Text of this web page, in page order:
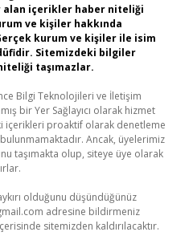
alan içerikler haber niteliği
ve kişiler hakkında
kurum ve kişiler ile isim
Sitemizdeki bilgiler
taşımazlar.
Bilgi Teknolojileri ve İletişim
bir Yer Sağlayıcı olarak hizmet
içerikleri proaktif olarak denetleme
Ancak, üyelerimiz
taşımakta olup, siteye üye olarak
olduğunu düşündüğünüz
adresine bildirmeniz
sitemizden kaldırılacaktır.